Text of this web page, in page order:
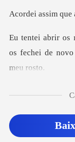
Histórico
Sair
e
os fechei de novo